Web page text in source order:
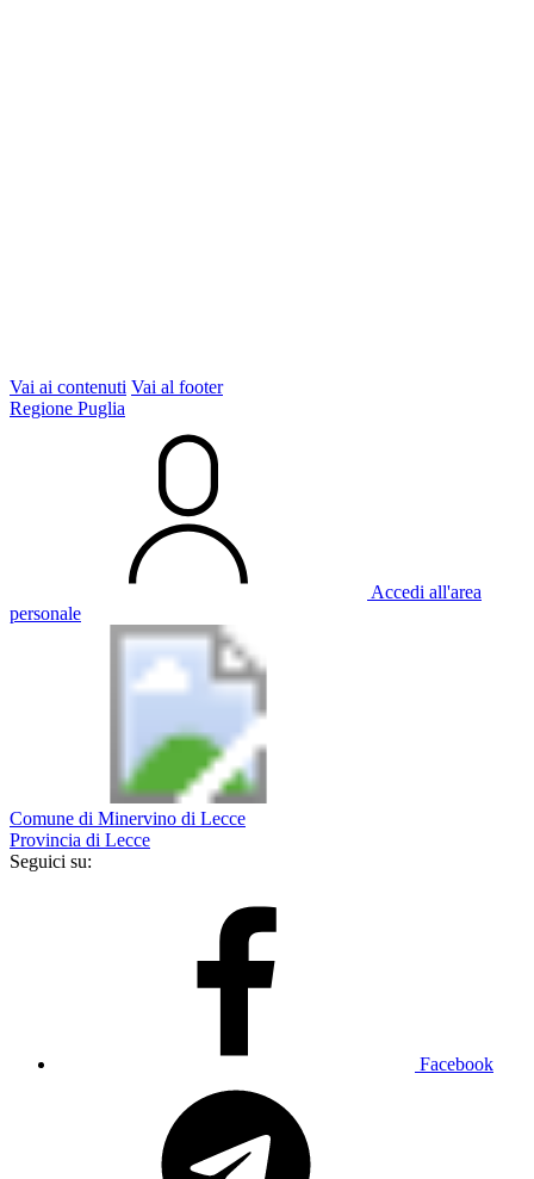
Vai ai contenuti Vai al footer
Regione Puglia
Accedi all'area
personale
Comune di Minervino di Lecce
Provincia di Lecce
Seguici su:
Facebook